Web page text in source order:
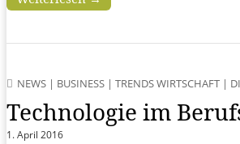
NEWS | BUSINESS | TRENDS WIRTSCHAFT |
Technologie im
1. April 2016